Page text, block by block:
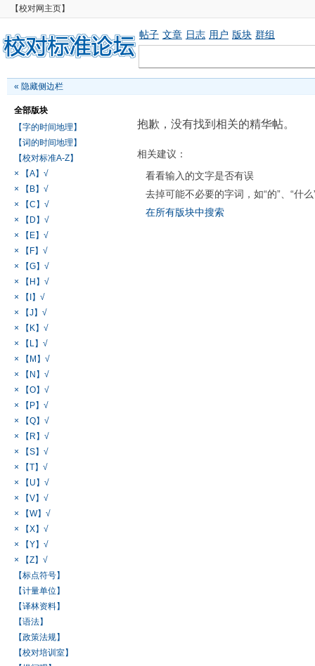
【校对网主页】
帖子 文章 日志 用户 版块 群组
« 隐藏侧边栏
全部版块
【字的时间地理】
【词的时间地理】
【校对标准A-Z】
× 【A】√
× 【B】√
× 【C】√
× 【D】√
× 【E】√
× 【F】√
× 【G】√
× 【H】√
× 【I】√
× 【J】√
× 【K】√
× 【L】√
× 【M】√
× 【N】√
× 【O】√
× 【P】√
× 【Q】√
× 【R】√
× 【S】√
× 【T】√
× 【U】√
× 【V】√
× 【W】√
× 【X】√
× 【Y】√
× 【Z】√
【标点符号】
【计量单位】
【译林资料】
【语法】
【政策法规】
【校对培训室】
抱歉，没有找到相关的精华帖。
相关建议：
看看输入的文字是否有误
去掉可能不必要的字词，如“的”、“什么
在所有版块中搜索